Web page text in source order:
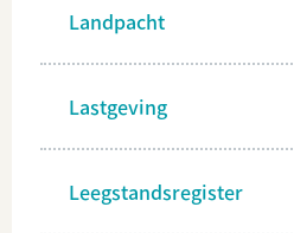
Landpacht
Lastgeving
Leegstandsregister